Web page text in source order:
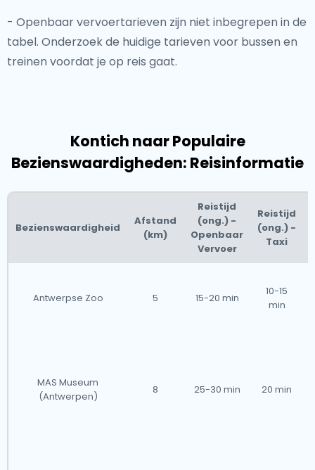
- Openbaar vervoertarieven zijn niet inbegrepen in de
tabel. Onderzoek de huidige tarieven voor bussen en
treinen voordat je op reis gaat.
Kontich naar Populaire
Bezienswaardigheden: Reisinformatie
Bezienswaardigheid
Afstand
(km)
Reistijd
(ong.) -
Openbaar
Vervoer
Reistijd
(ong.) -
Taxi
Antwerpse Zoo 5 15-20 min
10-15
min
MAS Museum
(Antwerpen)
8 25-30 min 20 min